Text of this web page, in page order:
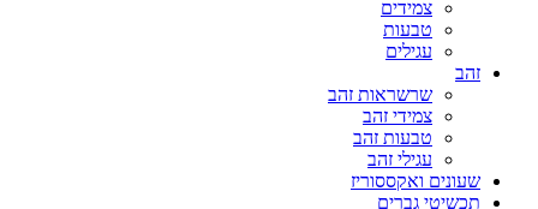
צמידים
טבעות
עגילים
זהב
שרשראות זהב
צמידי זהב
טבעות זהב
עגילי זהב
שעונים ואקססוריז
תכשיטי גברים